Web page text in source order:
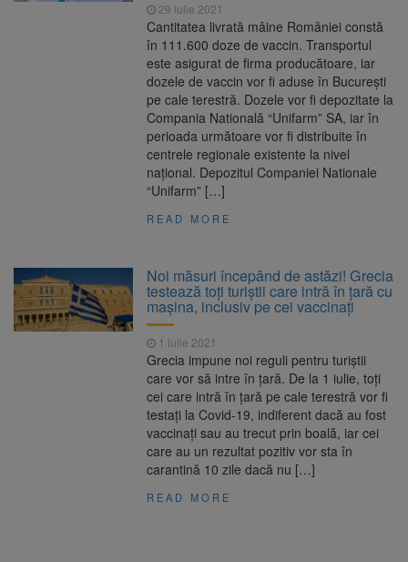
29 iulie 2021
Cantitatea livrată mâine României constă
în 111.600 doze de vaccin. Transportul
este asigurat de firma producătoare, iar
dozele de vaccin vor fi aduse în București
pe cale terestră. Dozele vor fi depozitate la
Compania Natională “Unifarm” SA, iar în
perioada următoare vor fi distribuite în
centrele regionale existente la nivel
național. Depozitul Companiei Nationale
“Unifarm” […]
READ MORE
Noi măsuri începând de astăzi! Grecia
testează toţi turiştii care intră în ţară cu
maşina, inclusiv pe cei vaccinaţi
1 iulie 2021
Grecia impune noi reguli pentru turiștii
care vor să intre în țară. De la 1 iulie, toți
cei care intră în țară pe cale terestră vor fi
testați la Covid-19, indiferent dacă au fost
vaccinați sau au trecut prin boală, iar cei
care au un rezultat pozitiv vor sta în
carantină 10 zile dacă nu […]
READ MORE